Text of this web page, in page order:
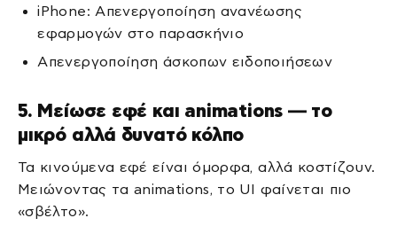
iPhone: Απενεργοποίηση ανανέωσης
εφαρμογών στο παρασκήνιο
Απενεργοποίηση άσκοπων ειδοποιήσεων
5. Μείωσε εφέ και animations — το
μικρό αλλά δυνατό κόλπο
Τα κινούμενα εφέ είναι όμορφα, αλλά κοστίζουν.
Μειώνοντας τα animations, το UI φαίνεται πιο
«σβέλτο».